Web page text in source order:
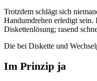
Trotzdem schlägt sich
Handumdrehen erledigt sein.
Diskettenlösung; rasend
Die bei Diskette und
Im Prinzip ja